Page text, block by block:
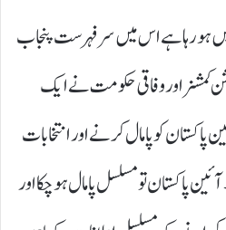
ہو رہا ہے اس میں سرفہرست پنجاب
کمشنر اور وفاقی حکومت نے ایک
کو پامال کرنے اور انتخابات
پاکستان تو مسلسل پامال ہو چکا اور